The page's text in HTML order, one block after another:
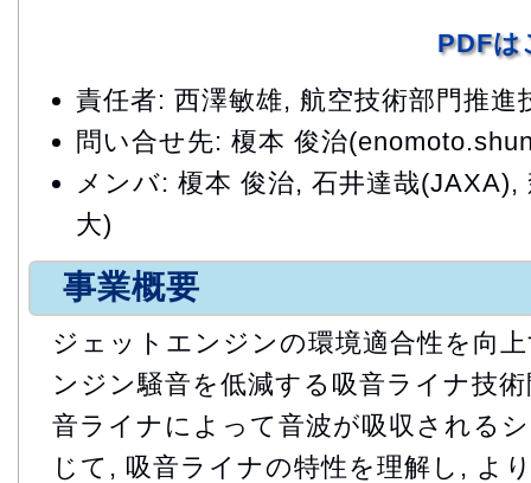
PDFは
責任者: 西澤敏雄, 航空技術部門推進
問い合せ先: 榎本 俊治
メンバ: 榎本 俊治, 石井達哉(JAXA),
大)
事業概要
ジェットエンジンの環境適合性を向
ンジン騒音を低減する吸音ライナ技
音ライナによって音波が吸収される
じて, 吸音ライナの特性を理解し, よ